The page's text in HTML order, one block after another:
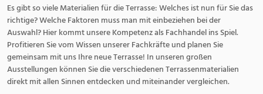
Es gibt so viele Materialien für die Terrasse: Welches ist nun für Sie das
richtige? Welche Faktoren muss man mit einbeziehen bei der
Auswahl? Hier kommt unsere Kompetenz als Fachhandel ins Spiel.
Profitieren Sie vom Wissen unserer Fachkräfte und planen Sie
gemeinsam mit uns Ihre neue Terrasse! In unseren großen
Ausstellungen können Sie die verschiedenen Terrassenmaterialien
direkt mit allen Sinnen entdecken und miteinander vergleichen.